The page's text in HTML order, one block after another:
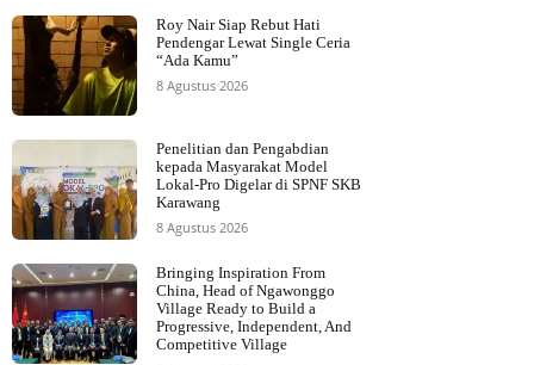
Roy Nair Siap Rebut Hati
Pendengar Lewat Single Ceria
“Ada Kamu”
8 Agustus 2026
Penelitian dan Pengabdian
kepada Masyarakat Model
Lokal-Pro Digelar di SPNF SKB
Karawang
8 Agustus 2026
Bringing Inspiration From
China, Head of Ngawonggo
Village Ready to Build a
Progressive, Independent, And
Competitive Village